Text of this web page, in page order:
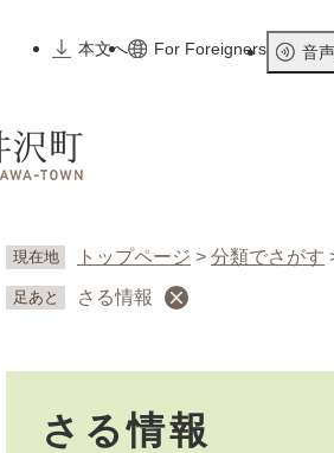
本文へ
For Foreigners 音
現在地 トップページ > 分類でさがす
足あと さる情報
さる情報